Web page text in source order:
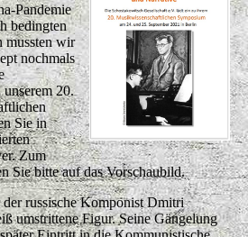
Pandemie
bedingten
mussten wir
nochmals
20.
Sie in
Zum
Sie bitte auf das Vorschaubild.
russische Komponist Dmitri
umstrittene Figur. Seine Gängelung